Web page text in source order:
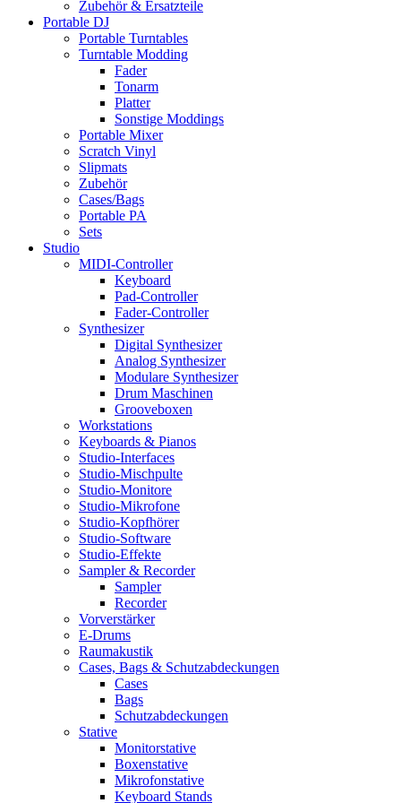
Zubehör & Ersatzteile
Portable DJ
Portable Turntables
Turntable Modding
Fader
Tonarm
Platter
Sonstige Moddings
Portable Mixer
Scratch Vinyl
Slipmats
Zubehör
Cases/Bags
Portable PA
Sets
Studio
MIDI-Controller
Keyboard
Pad-Controller
Fader-Controller
Synthesizer
Digital Synthesizer
Analog Synthesizer
Modulare Synthesizer
Drum Maschinen
Grooveboxen
Workstations
Keyboards & Pianos
Studio-Interfaces
Studio-Mischpulte
Studio-Monitore
Studio-Mikrofone
Studio-Kopfhörer
Studio-Software
Studio-Effekte
Sampler & Recorder
Sampler
Recorder
Vorverstärker
E-Drums
Raumakustik
Cases, Bags & Schutzabdeckungen
Cases
Bags
Schutzabdeckungen
Stative
Monitorstative
Boxenstative
Mikrofonstative
Keyboard Stands